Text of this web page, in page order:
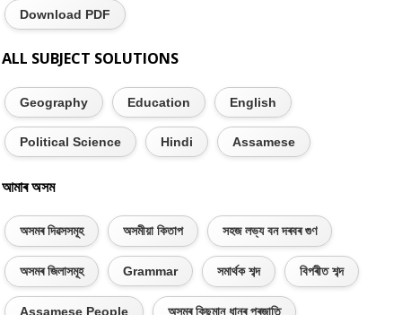
Download PDF
ALL SUBJECT SOLUTIONS
Geography Education English
Political Science Hindi Assamese
আমাৰ অসম
অসমৰ দিৱসসমূহ অসমীয়া কিতাপ সহজ লভ্য বন দৰবৰ গুণ
অসমৰ জিলাসমূহ Grammar সমাৰ্থক শব্দ বিপৰীত শব্দ
Assamese People অসমৰ কিছুমান ধানৰ প্ৰজাতি